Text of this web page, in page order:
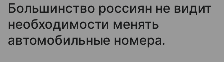
Большинство россиян не видит
необходимости менять
автомобильные номера.